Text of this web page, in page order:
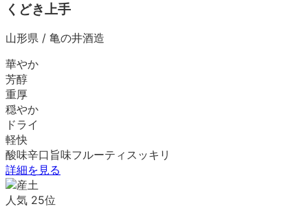
くどき上手
山形県 / 亀の井酒造
華やか
芳醇
重厚
穏やか
ドライ
軽快
酸味辛口 旨味フルーティ スッキリ
詳細を見る
人気 25位